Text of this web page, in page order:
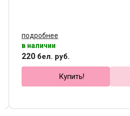
подробнее
в наличии
220 бел. руб.
Купить!